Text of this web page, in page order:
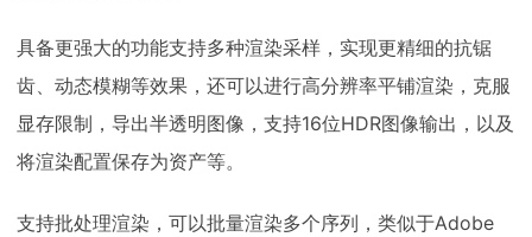
具备更强大的功能支持多种渲染采样，实现更精细的抗锯
齿、动态模糊等效果，还可以进行高分辨率平铺渲染，克服
显存限制，导出半透明图像，支持16位HDR图像输出，以及
将渲染配置保存为资产等。
支持批处理渲染，可以批量渲染多个序列，类似于Adobe